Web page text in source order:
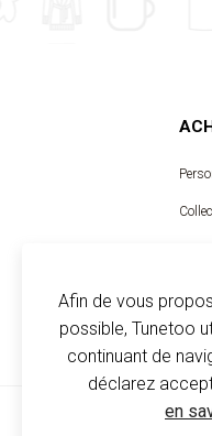
Afin de vous
possible, Tunetoo
continuant de
déclarez
en